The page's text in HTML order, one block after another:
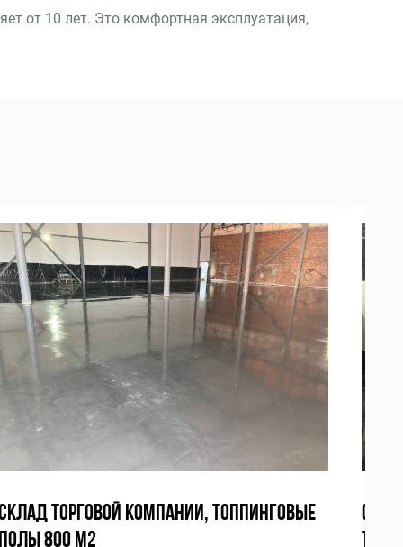
от 10 лет. Это комфортная эксплуатация,
ТОРГОВОЙ КОМПАНИИ, ТОППИНГОВЫЕ
800 М2